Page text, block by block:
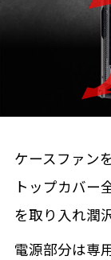
ケースファン
トップカバー
を取り入れ潤
電源部分は専